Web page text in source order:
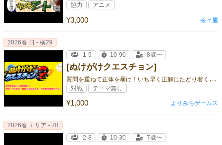
¥3,000
協力 アニメ
茶々屋
[ぬけがけクエスチョン]
質
問を重ねて正体を暴け！いち早く正解にたどり着く、ひらめき推理バトル！
¥1,000
2026春 日 - 横29
1-9
10-90 8歳〜
対戦 テーマ無し
よりみちゲームス
2026春 エリア - 78
2-8
10-30 7歳〜